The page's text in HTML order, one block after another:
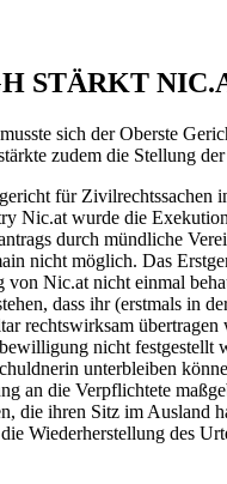
STÄRKT
sich der Oberste
zudem die Stellung
für Zivilrechtssachen
Nic.at wurde die
durch mündliche
nicht möglich. Das
Nic.at nicht einmal
dass ihr (erstmals in
rechtswirksam
nicht
unterbleiben
an die Verpflichtete
die ihren Sitz im Ausland
Wiederherstellung des